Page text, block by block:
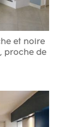
et noire
proche de